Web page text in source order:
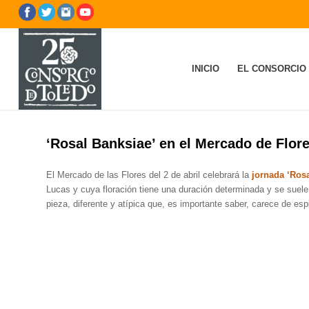
INICIO EL CONSORCIO
‘Rosal Banksiae’ en el Mercado de
El Mercado de las Flores del 2 de abril celebrará la jornada
Lucas y cuya floración tiene una duración determinada y se
pieza, diferente y atípica que, es importante saber, carece de